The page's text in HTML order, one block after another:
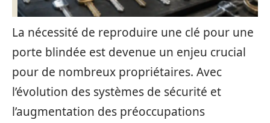
La nécessité de reproduire une clé pour une
porte blindée est devenue un enjeu crucial
pour de nombreux propriétaires. Avec
l’évolution des systèmes de sécurité et
l’augmentation des préoccupations